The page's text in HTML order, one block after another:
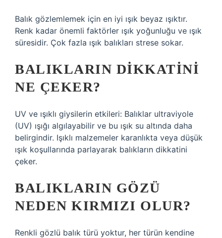
Balık gözlemlemek için en iyi ışık beyaz ışıktır.
Renk kadar önemli faktörler ışık yoğunluğu ve ışık
süresidir. Çok fazla ışık balıkları strese sokar.
BALIKLARIN DIKKATINI
NE ÇEKER?
UV ve ışıklı giysilerin etkileri: Balıklar ultraviyole
(UV) ışığı algılayabilir ve bu ışık su altında daha
belirgindir. Işıklı malzemeler karanlıkta veya düşük
ışık koşullarında parlayarak balıkların dikkatini
çeker.
BALIKLARIN GÖZÜ
NEDEN KIRMIZI OLUR?
Renkli gözlü balık türü yoktur, her türün kendine